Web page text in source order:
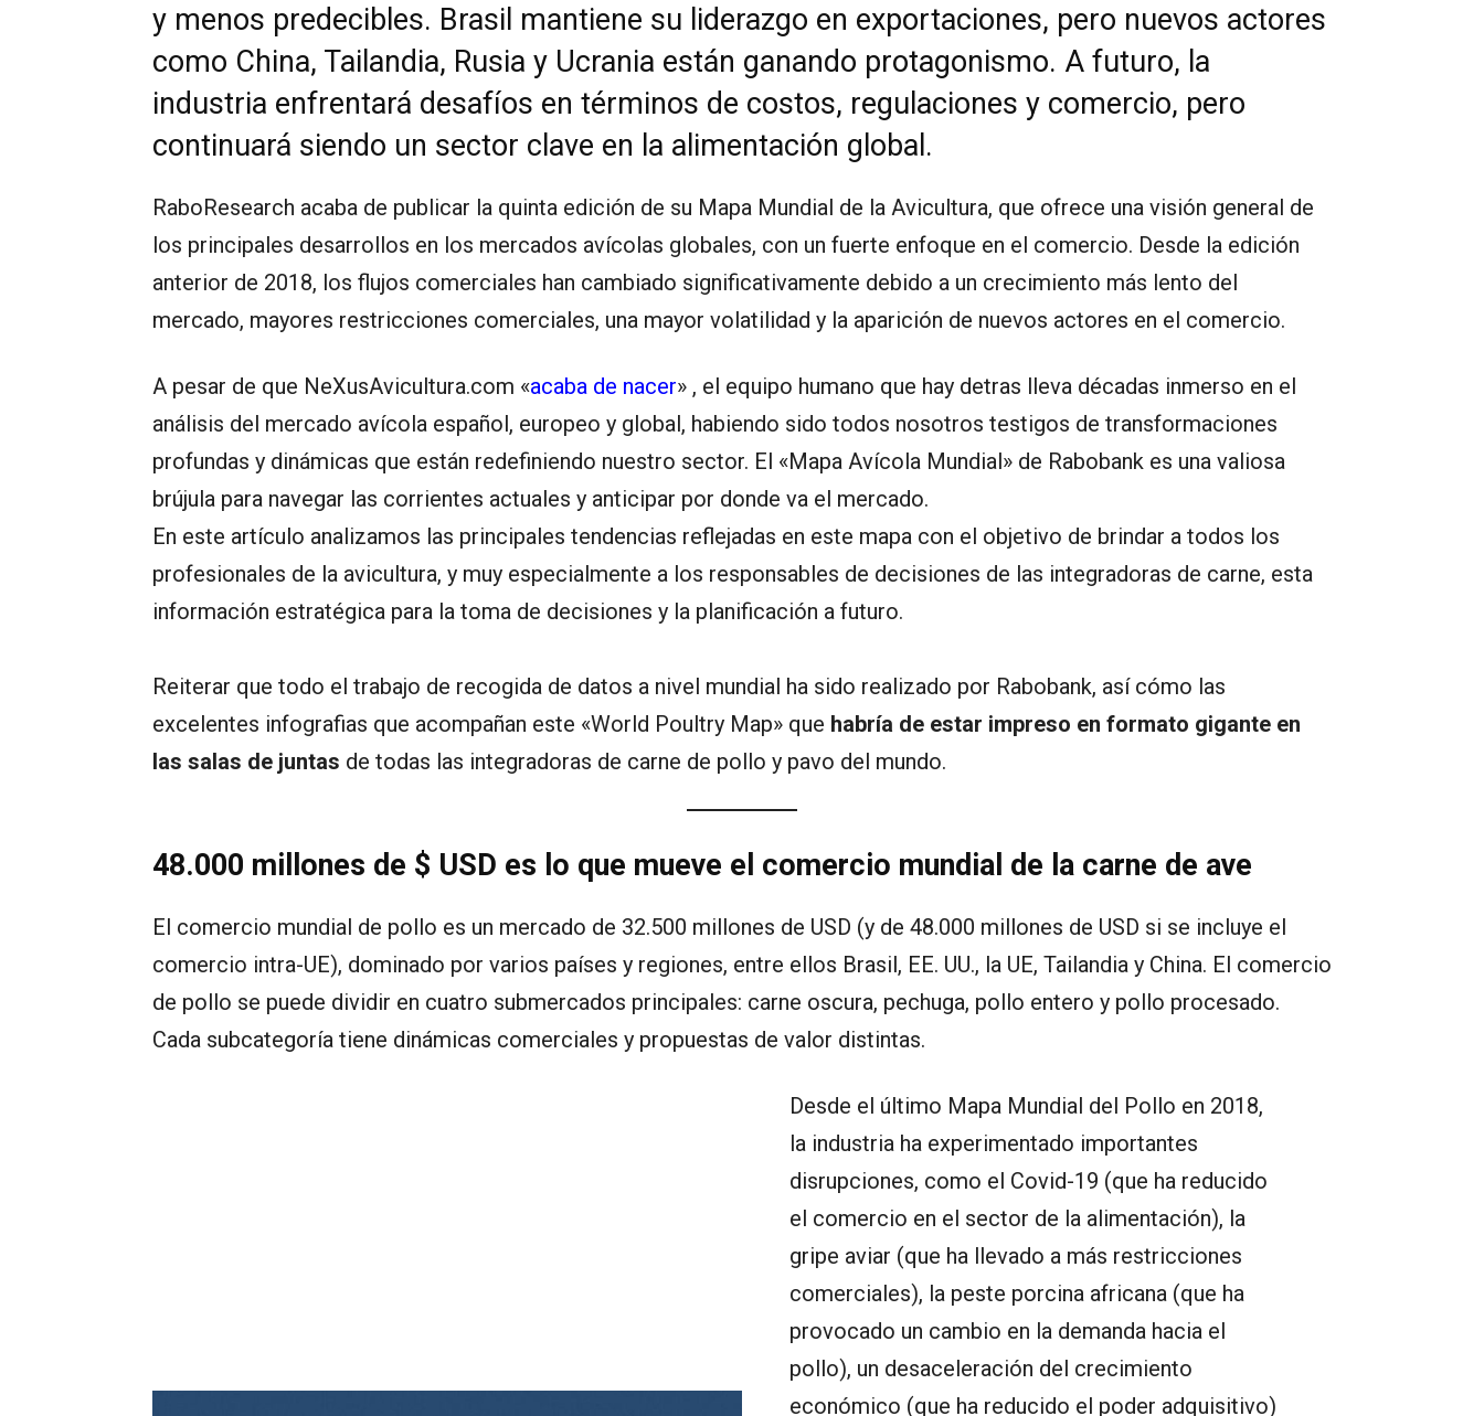
y menos predecibles. Brasil mantiene su liderazgo en exportaciones, pero nuevos actores
como China, Tailandia, Rusia y Ucrania están ganando protagonismo. A futuro, la
industria enfrentará desafíos en términos de costos, regulaciones y comercio, pero
continuará siendo un sector clave en la alimentación global.
RaboResearch acaba de publicar la quinta edición de su Mapa Mundial de la Avicultura, que ofrece una visión general de
los principales desarrollos en los mercados avícolas globales, con un fuerte enfoque en el comercio. Desde la edición
anterior de 2018, los flujos comerciales han cambiado significativamente debido a un crecimiento más lento del
mercado, mayores restricciones comerciales, una mayor volatilidad y la aparición de nuevos actores en el comercio.
A pesar de que NeXusAvicultura.com «acaba de nacer» , el equipo humano que hay detras lleva décadas inmerso en el
análisis del mercado avícola español, europeo y global, habiendo sido todos nosotros testigos de transformaciones
profundas y dinámicas que están redefiniendo nuestro sector. El «Mapa Avícola Mundial» de Rabobank es una valiosa
brújula para navegar las corrientes actuales y anticipar por donde va el mercado.
En este artículo analizamos las principales tendencias reflejadas en este mapa con el objetivo de brindar a todos los
profesionales de la avicultura, y muy especialmente a los responsables de decisiones de las integradoras de carne, esta
información estratégica para la toma de decisiones y la planificación a futuro.
Reiterar que todo el trabajo de recogida de datos a nivel mundial ha sido realizado por Rabobank, así cómo las
excelentes infografias que acompañan este «World Poultry Map» que habría de estar impreso en formato gigante en
las salas de juntas de todas las integradoras de carne de pollo y pavo del mundo.
48.000 millones de $ USD es lo que mueve el comercio mundial de la carne de ave
El comercio mundial de pollo es un mercado de 32.500 millones de USD (y de 48.000 millones de USD si se incluye el
comercio intra-UE), dominado por varios países y regiones, entre ellos Brasil, EE. UU., la UE, Tailandia y China. El comercio
de pollo se puede dividir en cuatro submercados principales: carne oscura, pechuga, pollo entero y pollo procesado.
Cada subcategoría tiene dinámicas comerciales y propuestas de valor distintas.
Desde el último Mapa Mundial del Pollo en 2018,
la industria ha experimentado importantes
disrupciones, como el Covid-19 (que ha reducido
el comercio en el sector de la alimentación), la
gripe aviar (que ha llevado a más restricciones
comerciales), la peste porcina africana (que ha
provocado un cambio en la demanda hacia el
pollo), un desaceleración del crecimiento
económico (que ha reducido el poder adquisitivo)